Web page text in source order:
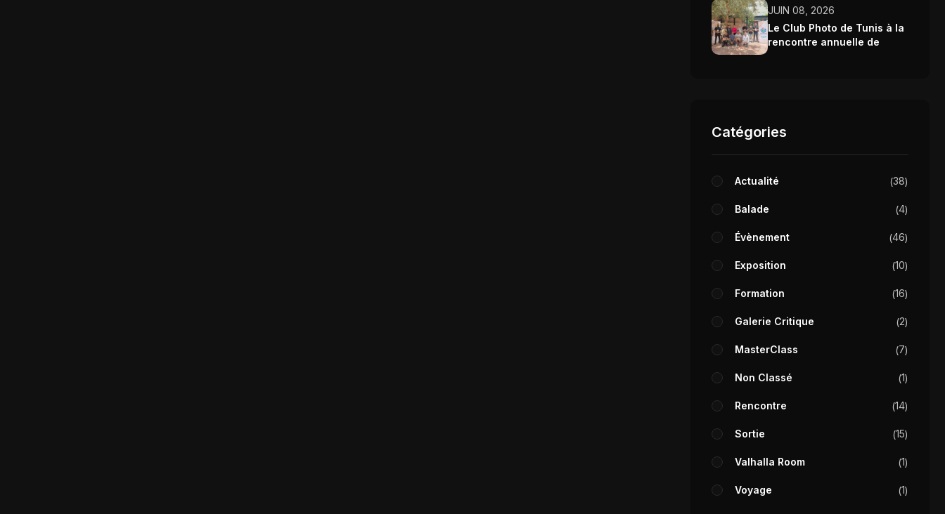
JUIN 08, 2026
Le Club Photo de Tunis à la
rencontre annuelle de
Catégories
Actualité 38
Balade 4
Évènement 46
Exposition 10
Formation 16
Galerie Critique 2
MasterClass 7
Non Classé 1
Rencontre 14
Sortie 15
Valhalla Room 1
Voyage 1